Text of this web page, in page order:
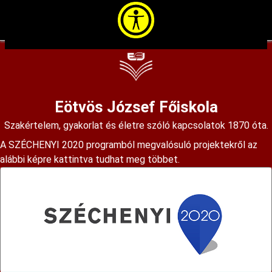
Eötvös József Főiskola
Szakértelem, gyakorlat és életre szóló kapcsolatok 1870 óta.
A SZÉCHENYI 2020 programból megvalósuló projektekről az
alábbi képre kattintva tudhat meg többet.